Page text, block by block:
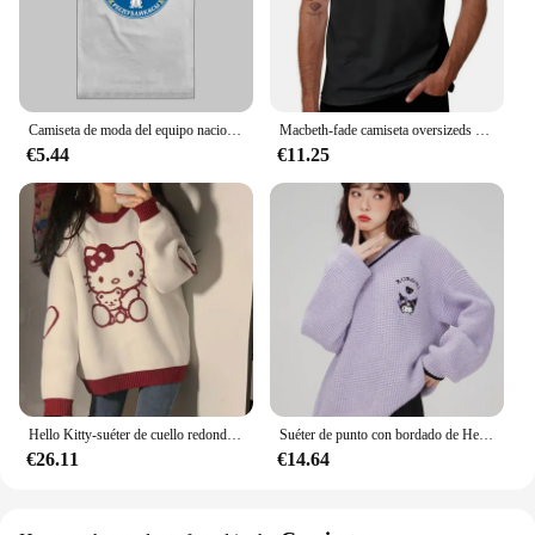
their clothing.
€5.44 €11.25
€26.11
Suéter de punto con bordado de Hello kitty Kuromi para mujer, Jersey holgado de estilo japonés de la Academia, suéter de dibujos animados Kawaii a la moda, Y2K
€14.64